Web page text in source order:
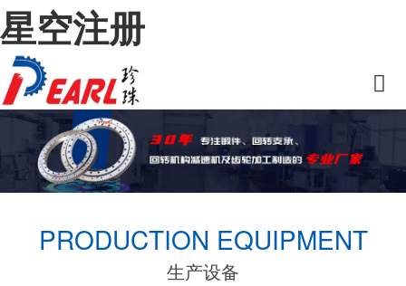
星空注册
PRODUCTION EQUIPMENT
生产设备